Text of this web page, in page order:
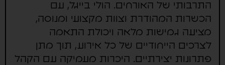
התרבותי של האורחים. הולי בייגל, עם
הכשרות המהודרת וצוות מקצועי ומנוסה,
מציעה גמישות מלאה ויכולת התאמה
לצרכים הייחודיים של כל אירוע, תוך מתן
פתרונות יצירתיים. היכרות מעמיקה עם הקהל